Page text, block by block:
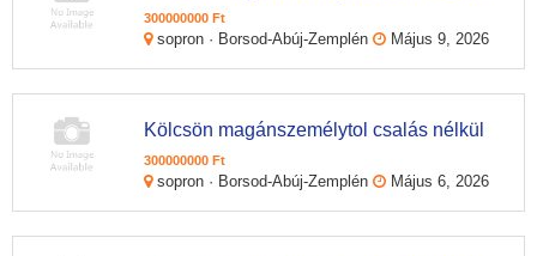
300000000 Ft
sopron · Borsod-Abúj-Zemplén Május 9, 2026
Kölcsön magánszemélytol csalás nélkül
300000000 Ft
sopron · Borsod-Abúj-Zemplén Május 6, 2026